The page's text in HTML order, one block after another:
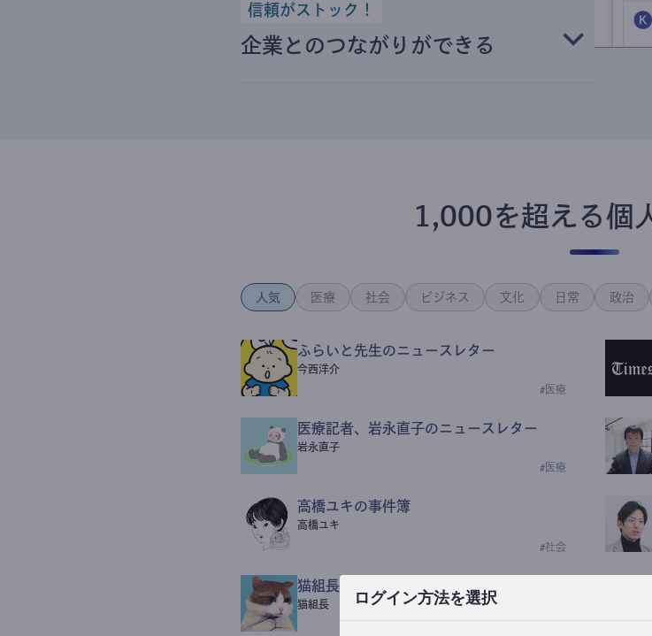
ログイン方法を選択
信頼がストック！
企業とのつながりができる
1,000を超える個
人気 医療 社会 ビジネス 文化 日常 政治
ふらいと先生のニュースレター
今西洋介
# 医療
医療記者、岩永直子のニュースレター
岩永直子
# 医療
高橋ユキの事件簿
高橋ユキ
#社会
猫組長POST
猫組長